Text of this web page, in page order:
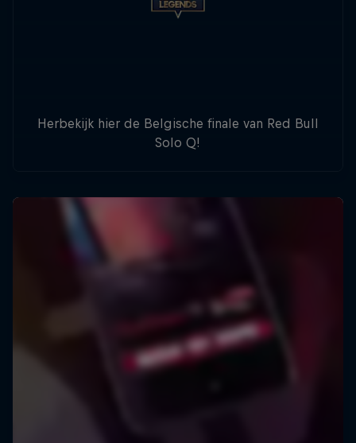
Herbekijk hier de Belgische finale van Red Bull
Solo Q!